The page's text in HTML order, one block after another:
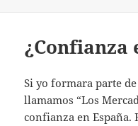
¿Confianza
Si yo formara parte
llamamos “Los
confianza en España.